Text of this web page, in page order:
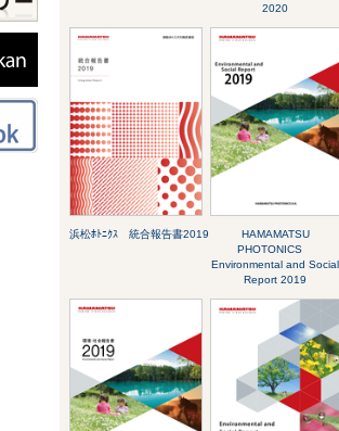
2020
浜松ﾎﾄﾆｸｽ 統合報告書2019
HAMAMATSU
PHOTONICS
Environmental and Social
Report 2019